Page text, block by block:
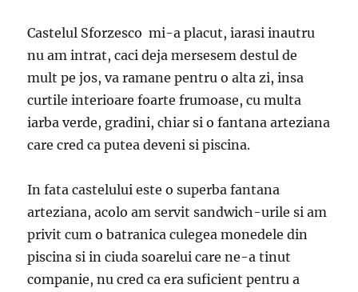
Castelul Sforzesco mi-a placut, iarasi inautru
nu am intrat, caci deja mersesem destul de
mult pe jos, va ramane pentru o alta zi, insa
curtile interioare foarte frumoase, cu multa
iarba verde, gradini, chiar si o fantana arteziana
care cred ca putea deveni si piscina.
In fata castelului este o superba fantana
arteziana, acolo am servit sandwich-urile si am
privit cum o batranica culegea monedele din
piscina si in ciuda soarelui care ne-a tinut
companie, nu cred ca era suficient pentru a